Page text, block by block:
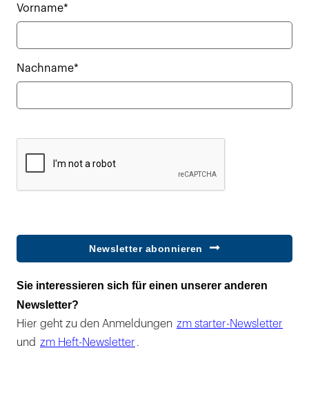
Vorname*
Nachname*
Newsletter abonnieren
Sie interessieren sich für einen unserer anderen
Newsletter?
Hier geht zu den Anmeldungen zm starter-Newsletter
und zm Heft-Newsletter .